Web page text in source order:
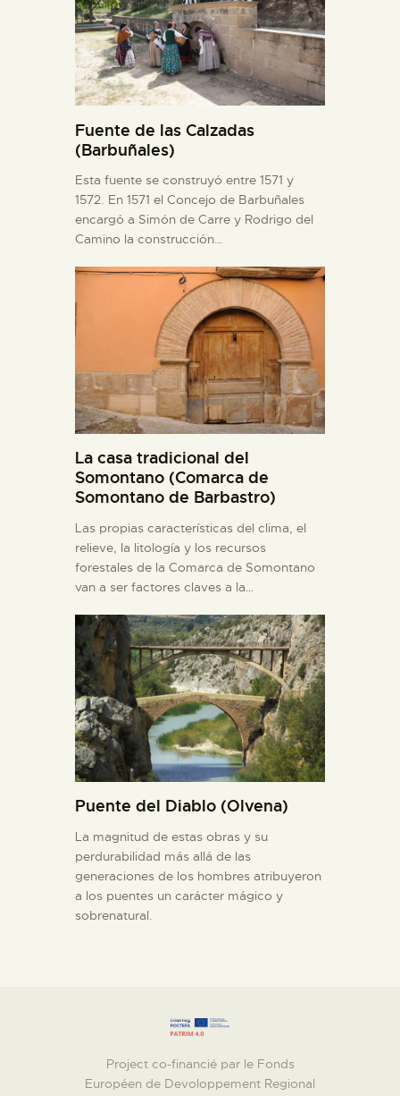
Fuente de las Calzadas
(Barbuñales)
Esta fuente se construyó entre 1571 y
1572. En 1571 el Concejo de Barbuñales
encargó a Simón de Carre y Rodrigo del
Camino la construcción…
La casa tradicional del
Somontano (Comarca de
Somontano de Barbastro)
Las propias características del clima, el
relieve, la litología y los recursos
forestales de la Comarca de Somontano
van a ser factores claves a la…
Puente del Diablo (Olvena)
La magnitud de estas obras y su
perdurabilidad más allá de las
generaciones de los hombres atribuyeron
a los puentes un carácter mágico y
sobrenatural.
Project co-financié par le Fonds
Européen de Devoloppement Regional